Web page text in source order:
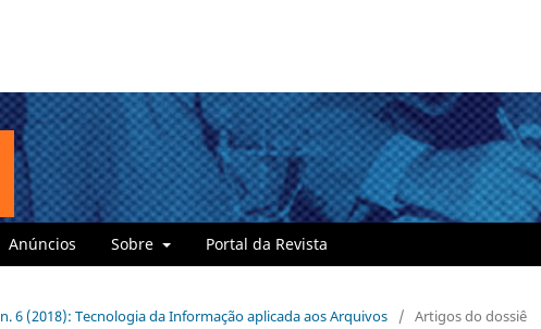
Anúncios Sobre Portal da Revista
n. 6 (2018): Tecnologia da Informação aplicada aos Arquivos / Artigos do dossiê